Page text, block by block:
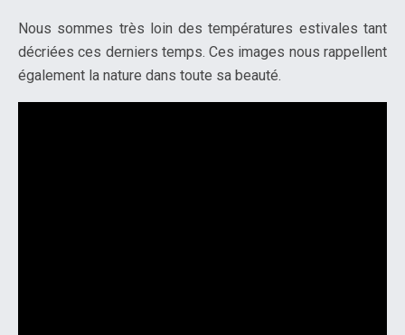
Nous sommes très loin des températures estivales tant
décriées ces derniers temps. Ces images nous rappellent
également la nature dans toute sa beauté.